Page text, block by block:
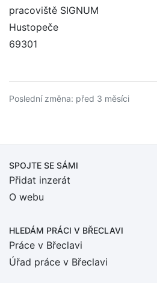
pracoviště SIGNUM
Hustopeče
69301
Poslední změna: před 3 měsíci
SPOJTE SE SÁMI
Přidat inzerát
O webu
HLEDÁM PRÁCI V BŘECLAVI
Práce v Břeclavi
Úřad práce v Břeclavi